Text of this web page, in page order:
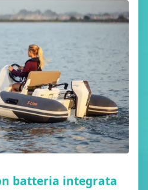
batteria integrata